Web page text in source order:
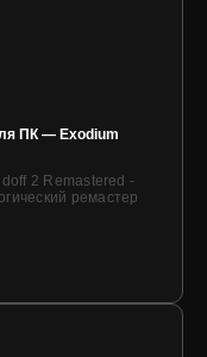
ПК — Exodium
2 Remastered -
ремастер